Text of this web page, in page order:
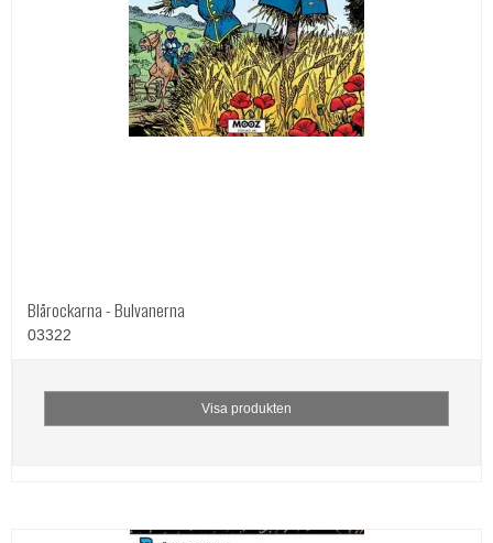
Blårockarna - Bulvanerna
03322
Visa produkten